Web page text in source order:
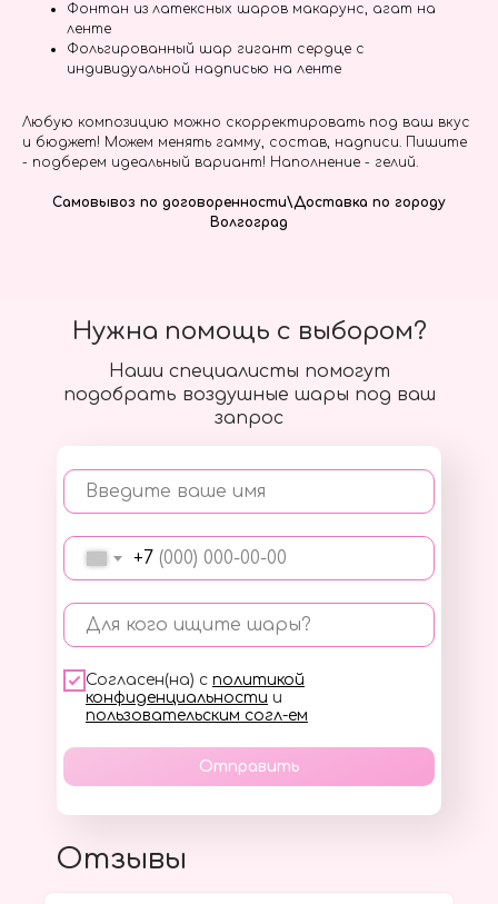
Фонтан из латексных шаров макарунс, агат на
ленте
Фольгированный шар гигант сердце с
индивидуальной надписью на ленте
Любую композицию можно скорректировать под ваш вкус
и бюджет! Можем менять гамму, состав, надписи. Пишите
- подберем идеальный вариант! Наполнение - гелий.
Самовывоз по договоренности\Доставка по городу
Волгоград
Наши специалисты помогут
подобрать воздушные шары под ваш
запрос
Введите ваше имя
+7
Для кого ищите шары?
Согласен(на) с политикой
конфиденциальности и
пользовательским согл-ем
Отправить
Нужна помощь с выбором?
Отзывы